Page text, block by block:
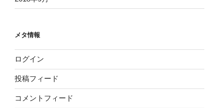
メタ情報
ログイン
投稿フィード
コメントフィード